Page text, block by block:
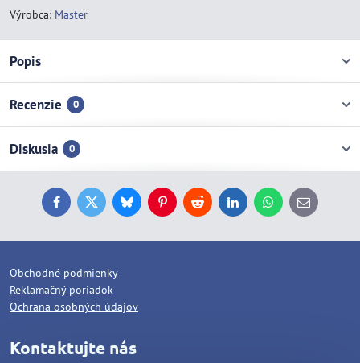
Výrobca: Master
Popis
Recenzie 0
Diskusia 0
FacebookTwitterBlueskyPinterestReddit LinkedInWhatsApp
E-
mail
Obchodné podmienky
Reklamačný poriadok
Ochrana osobných údajov
Kontaktujte nás